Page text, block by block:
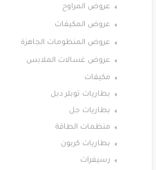
عروض المراوح
عروض المكيفات
عروض المنظومات الجاهزة
عروض غسالات الملابس
مكيفات
بطاريات توبلر دبل
بطاريات جل
منظمات الطاقة
بطاريات كربون
رسيفرات